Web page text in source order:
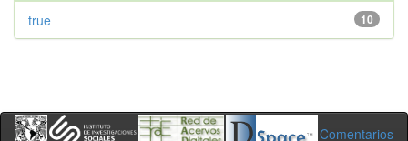
10
true
Comentarios